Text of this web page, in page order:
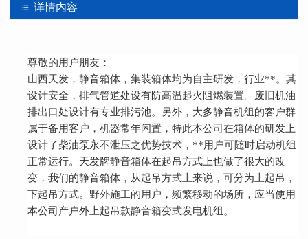
详情内容
尊敬的用户朋友：
山西天发，静音箱体，集装箱体均为自主研发，行业**。其
设计安全，排气管道处设有防高温起火阻燃装置。废旧机油
排出口处设计有专业排污池。另外，大多静音机组的客户群
属于备用客户，机器常年闲置，特此本公司在箱体的研发上
设计了柴油泵永不泄压之优势技术，**用户可随时启动机组
正常运行。天发牌静音箱体在起吊方式上也做了很大的改
变，我们的静音箱体，从起吊方式上来说，可分为上起吊，
下起吊方式。野外施工的用户，频繁移动的场所，应当使用
本公司产户外上起吊款静音箱变式发电机组。